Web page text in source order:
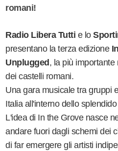
romani!
Radio Libera Tutti e lo
presentano la terza edizione
Unplugged , la più
dei castelli romani.
Una gara musicale tra gruppi
Italia all'interno dello
L'idea di In the Grove nasce
andare fuori dagli schemi dei
di far emergere gli artisti